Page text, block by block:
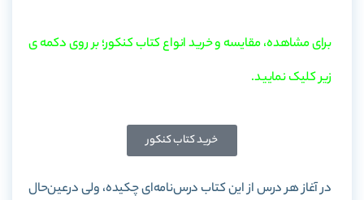
برای مشاهده، مقایسه و خرید انواع کتاب کنکور؛ بر روی دکمه ی
زیر کلیک نمایید.
خرید کتاب کنکور
در آغاز هر درس از این کتاب درس‌نامه‌ای چکیده، ولی درعین‌حال